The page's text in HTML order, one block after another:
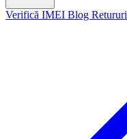
Verifică IMEI Blog Retururi